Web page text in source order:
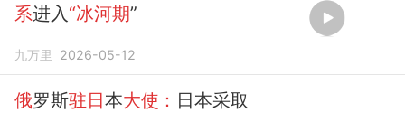
系进入 “冰河期”
九万里 2026-05-12
俄罗斯驻日本大使： 日本采取